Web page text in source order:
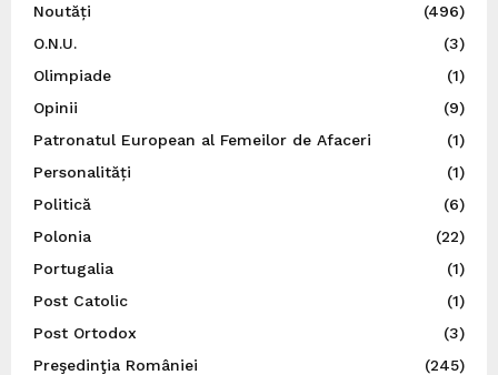
Noutăți
(496)
O.N.U.
(3)
Olimpiade
(1)
Opinii
(9)
Patronatul European al Femeilor de Afaceri
(1)
Personalități
(1)
Politică
(6)
Polonia
(22)
Portugalia
(1)
Post Catolic
(1)
Post Ortodox
(3)
Preşedinţia României
(245)